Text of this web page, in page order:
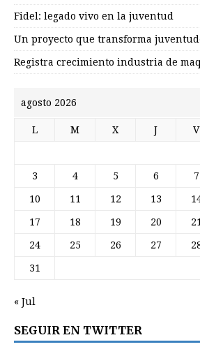
Fidel: legado vivo en la juventud
Un proyecto que transforma
Registra crecimiento industria de
agosto 2026
L M X J V
3 4 5 6 7
10 11 12 13
17 18 19 20 21
24 25 26 27
31
« Jul
SEGUIR EN TWITTER